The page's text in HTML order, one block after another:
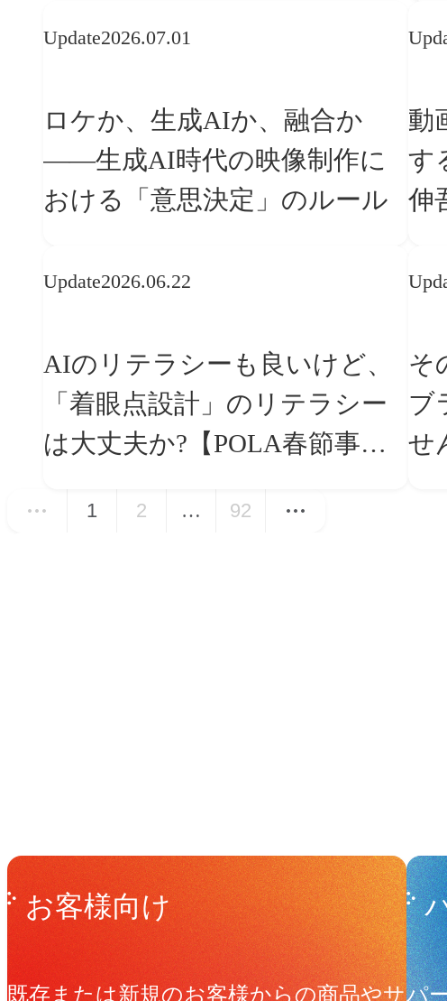
Update2026.07.01
ロケか、生成AIか、融合か
——生成AI時代の映像制作に
おける「意思決定」のルール
動
す
伸
Update2026.06.22
AIのリテラシーも良いけど、
「着眼点設計」のリテラシー
は大丈夫か?【POLA春節事例
に学ぶプランニング思考】
そ
ブ
せ
1 2 … 92
Get in Touchお問い合わせ
お客様向け
既存または新規のお客様からの商品やサパ